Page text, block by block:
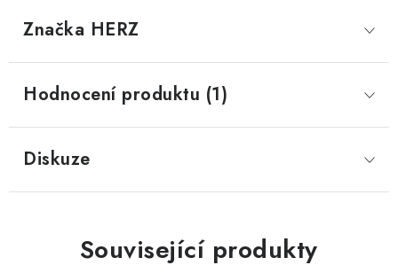
Značka HERZ
Hodnocení produktu (1)
Diskuze
Související produkty